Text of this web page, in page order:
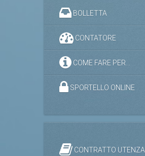
BOLLETTA
CONTATORE
COME FARE PER...
SPORTELLO ONLINE
CONTRATTO UTENZA